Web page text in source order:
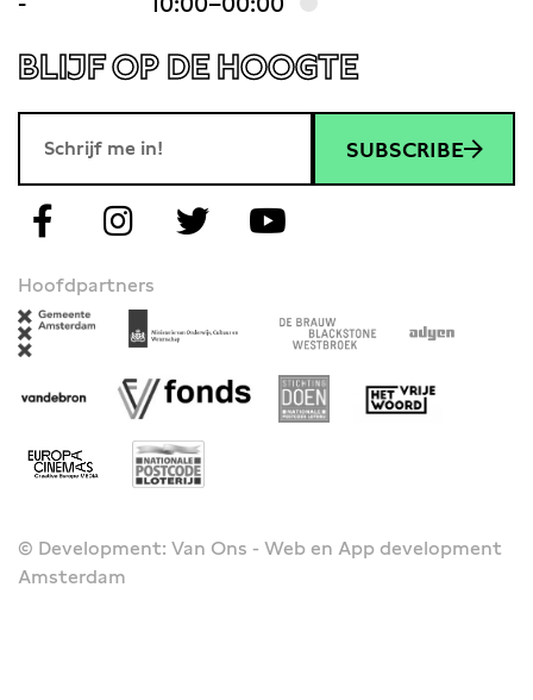
BLIJF OP DE HOOGTE
SUBSCRIBE
Hoofdpartners
© Development: Van Ons - Web en App development
Amsterdam